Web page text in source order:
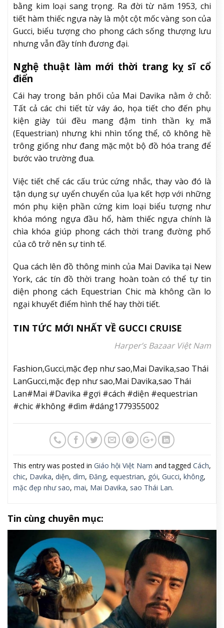
bằng kim loại sang trọng. Ra đời từ năm 1953, chi
tiết hàm thiếc ngựa này là một cột mốc vàng son của
Gucci, biểu tượng cho phong cách sống thượng lưu
nhưng vẫn đầy tính đương đại.
Nghệ thuật làm mới thời trang kỵ sĩ cổ
điển
Cái hay trong bản phối của Mai Davika nằm ở chỗ:
Tất cả các chi tiết từ váy áo, họa tiết cho đến phụ
kiện giày túi đều mang đậm tinh thần kỵ mã
(Equestrian) nhưng khi nhìn tổng thể, cô không hề
trông giống như đang mặc một bộ đồ hóa trang để
bước vào trường đua.
Việc tiết chế các cấu trúc cứng nhắc, thay vào đó là
tận dụng sự uyển chuyển của lụa kết hợp với những
món phụ kiện phần cứng kim loại biểu tượng như
khóa móng ngựa đầu hổ, hàm thiếc ngựa chính là
chìa khóa giúp phong cách thời trang đường phố
của cô trở nên sự tinh tế.
Qua cách lên đồ thông minh của Mai Davika tại New
York, các tín đồ thời trang hoàn toàn có thể tự tin
diện phong cách Equestrian Chic mà không cần lo
ngại khuyết điểm hình thể hay thời tiết.
TIN TỨC MỚI NHẤT VỀ GUCCI CRUISE
Harper’s Bazaar Việt Nam
Fashion,Gucci,mặc đẹp như sao,Mai Davika,sao Thái
LanGucci,mặc đẹp như sao,Mai Davika,sao Thái
Lan#Mai #Davika #gợi #cách #diện #equestrian
#chic #không #dìm #dáng1779355002
This entry was posted in Giáo hội Việt Nam and tagged Cách,
chic, Davika, diện, dìm, Đăng, equestrian, gói, Gucci, không,
mặc đẹp như sao, mai, Mai Davika, sao Thái Lan.
Tin cùng chuyên mục: